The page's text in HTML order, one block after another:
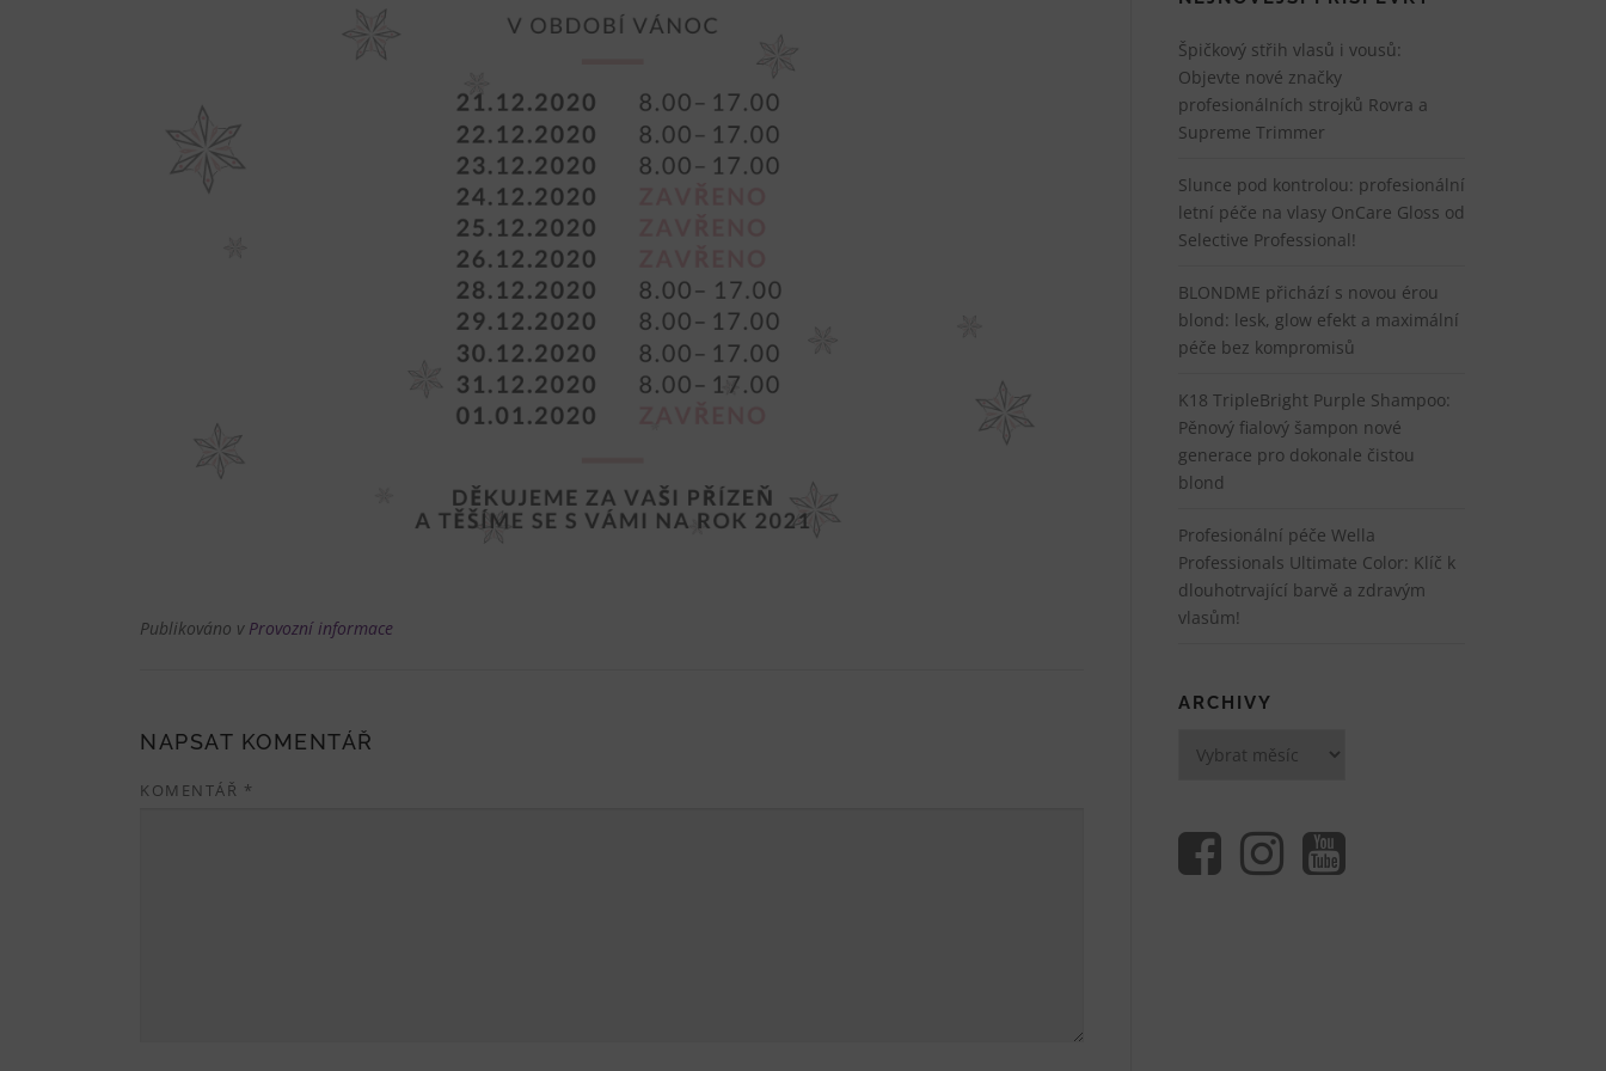
Publikováno v Provozní informace
NAPSAT KOMENTÁŘ
KOMENTÁŘ *
Špičkový střih vlasů i vousů:
Objevte nové značky
profesionálních strojků Rovra a
Supreme Trimmer
Slunce pod kontrolou: profesionální
letní péče na vlasy OnCare Gloss od
Selective Professional!
BLONDME přichází s novou érou
blond: lesk, glow efekt a maximální
péče bez kompromisů
K18 TripleBright Purple Shampoo:
Pěnový fialový šampon nové
generace pro dokonale čistou
blond
Profesionální péče Wella
Professionals Ultimate Color: Klíč k
dlouhotrvající barvě a zdravým
vlasům!
ARCHIVY